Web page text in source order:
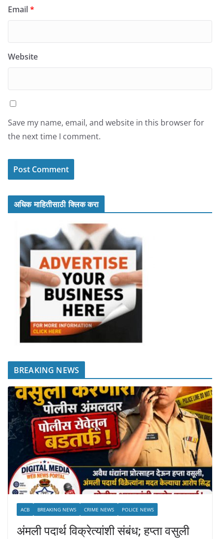
Email*
Website
Save my name, email, and website in this browser for
the next time I comment.
अधिक माहितीसाठी क्लिक करा
BREAKING NEWS
ACB BREAKING NEWS CRIME NEWS POLICE NEWS
अंमली पदार्थ विक्रेत्यांशी संबंध; हप्ता वसुली